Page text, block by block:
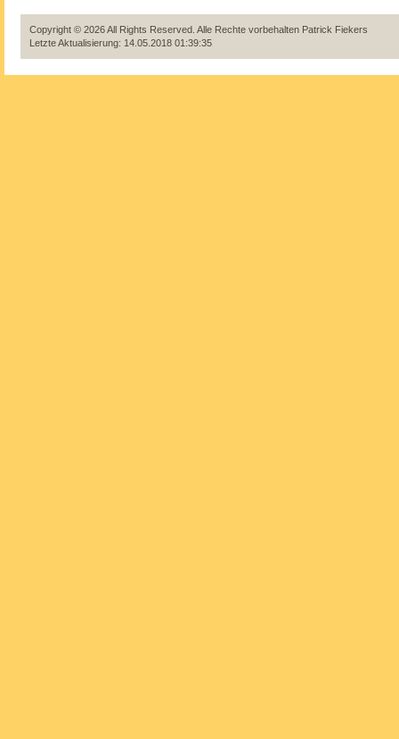
Copyright © 2026 All Rights Reserved. Alle Rechte vorbehalten Patrick Fiekers
Letzte Aktualisierung: 14.05.2018 01:39:35